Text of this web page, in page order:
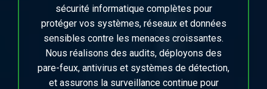
sécurité informatique complètes pour
protéger vos systèmes, réseaux et données
sensibles contre les menaces croissantes.
Nous réalisons des audits, déployons des
pare-feux, antivirus et systèmes de détection,
et assurons la surveillance continue pour